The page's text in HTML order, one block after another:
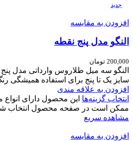
جدید
افزودن به مقایسه
النگو مدل پنج نقطه
200,000 تومان
النگو سه میل طلاروس وارداتی مدل
سایز یک تا پنج برای استفاده
افزودن به علاقه مندی
انتخاب گزینه‌ها این محصول دارای
ممکن است در صفحه محصول انتخاب
مشاهده سریع
افزودن به مقایسه